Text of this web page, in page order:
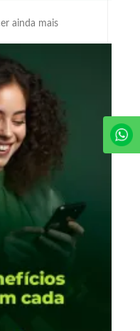
ainda mais